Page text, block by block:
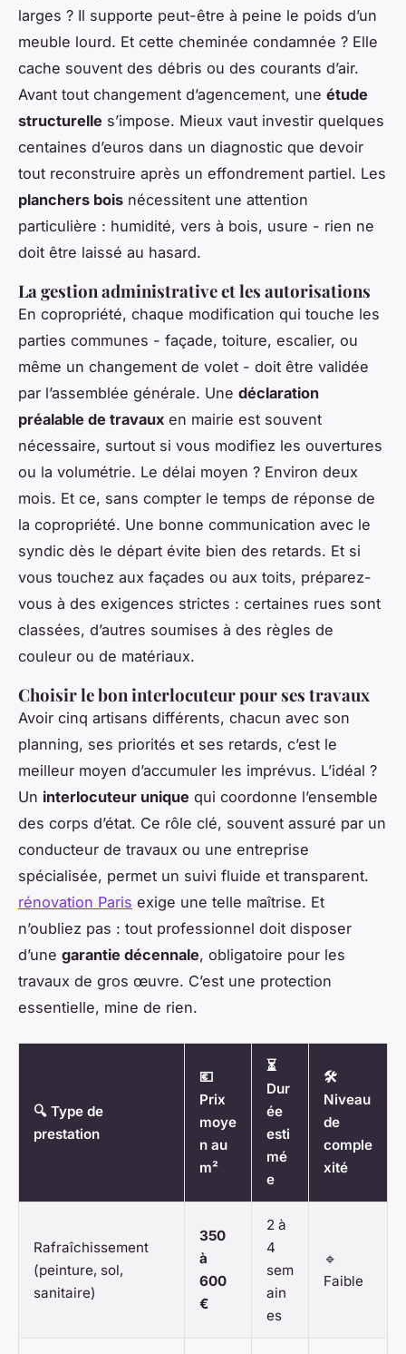
larges ? Il supporte peut-être à peine le poids d’un
meuble lourd. Et cette cheminée condamnée ? Elle
cache souvent des débris ou des courants d’air.
Avant tout changement d’agencement, une étude
structurelle s’impose. Mieux vaut investir quelques
centaines d’euros dans un diagnostic que devoir
tout reconstruire après un effondrement partiel. Les
planchers bois nécessitent une attention
particulière : humidité, vers à bois, usure - rien ne
doit être laissé au hasard.
La gestion administrative et les autorisations
En copropriété, chaque modification qui touche les
parties communes - façade, toiture, escalier, ou
même un changement de volet - doit être validée
par l’assemblée générale. Une déclaration
préalable de travaux en mairie est souvent
nécessaire, surtout si vous modifiez les ouvertures
ou la volumétrie. Le délai moyen ? Environ deux
mois. Et ce, sans compter le temps de réponse de
la copropriété. Une bonne communication avec le
syndic dès le départ évite bien des retards. Et si
vous touchez aux façades ou aux toits, préparez-
vous à des exigences strictes : certaines rues sont
classées, d’autres soumises à des règles de
couleur ou de matériaux.
Choisir le bon interlocuteur pour ses travaux
Avoir cinq artisans différents, chacun avec son
planning, ses priorités et ses retards, c’est le
meilleur moyen d’accumuler les imprévus. L’idéal ?
Un interlocuteur unique qui coordonne l’ensemble
des corps d’état. Ce rôle clé, souvent assuré par un
conducteur de travaux ou une entreprise
spécialisée, permet un suivi fluide et transparent.
rénovation Paris exige une telle maîtrise. Et
n’oubliez pas : tout professionnel doit disposer
d’une garantie décennale, obligatoire pour les
travaux de gros œuvre. C’est une protection
essentielle, mine de rien.
🔍 Type de
prestation
💶
Prix
moye
n au
m²
⏳
Dur
ée
esti
mé
e
🛠️
Niveau
de
comple
xité
Rafraîchissement
(peinture, sol,
sanitaire)
350
à
600
€
2 à
4
sem
ain
es
🔹
Faible